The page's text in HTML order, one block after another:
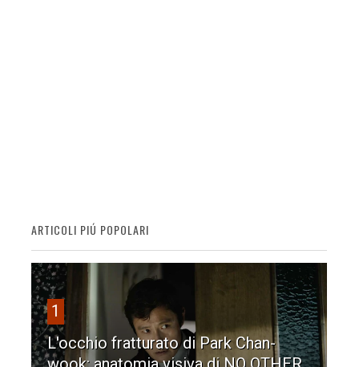
ARTICOLI PIÚ POPOLARI
1
L'occhio fratturato di Park Chan-